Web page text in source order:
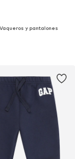
y pantalones